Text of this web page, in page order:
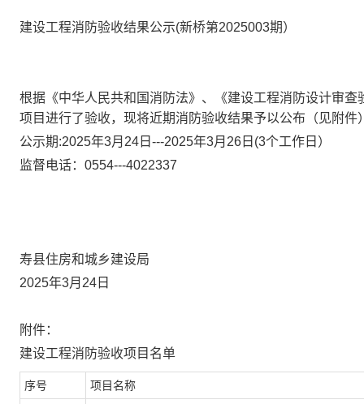
建设工程消防验收结果公示(新桥第2025003期）
根据《中华人民共和国消防法》、《建设工程消防设计审
项目进行了验收，现将近期消防验收结果予以公布（见附件
公示期:2025年3月24日---2025年3月26日(3个工作日）
监督电话：0554---4022337
寿县住房和城乡建设局
2025年3月24日
附件：
建设工程消防验收项目名单
序号 项目名称